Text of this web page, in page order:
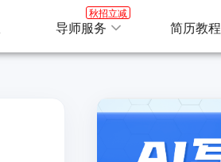
导师服务
秋招立减
简历教程